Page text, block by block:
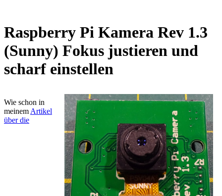
Raspberry Pi Kamera Rev 1.3
(Sunny) Fokus justieren und
scharf einstellen
Wie schon in
meinem Artikel
über die